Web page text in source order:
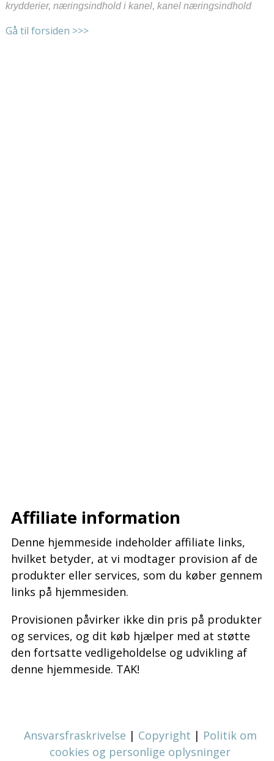
krydderier, næringsindhold i kanel, kanel næringsindhold
Gå til forsiden >>>
Affiliate information
Denne hjemmeside indeholder affiliate links,
hvilket betyder, at vi modtager provision af de
produkter eller services, som du køber gennem
links på hjemmesiden.
Provisionen påvirker ikke din pris på produkter
og services, og dit køb hjælper med at støtte
den fortsatte vedligeholdelse og udvikling af
denne hjemmeside. TAK!
Ansvarsfraskrivelse | Copyright | Politik om
cookies og personlige oplysninger